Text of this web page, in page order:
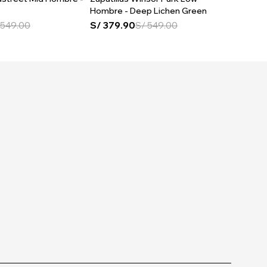
549.00
Hombre - Deep Lichen Green
S/ 379.90S/549.00